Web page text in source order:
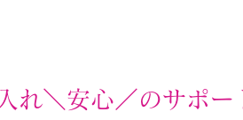
れ＼安心／のサポー